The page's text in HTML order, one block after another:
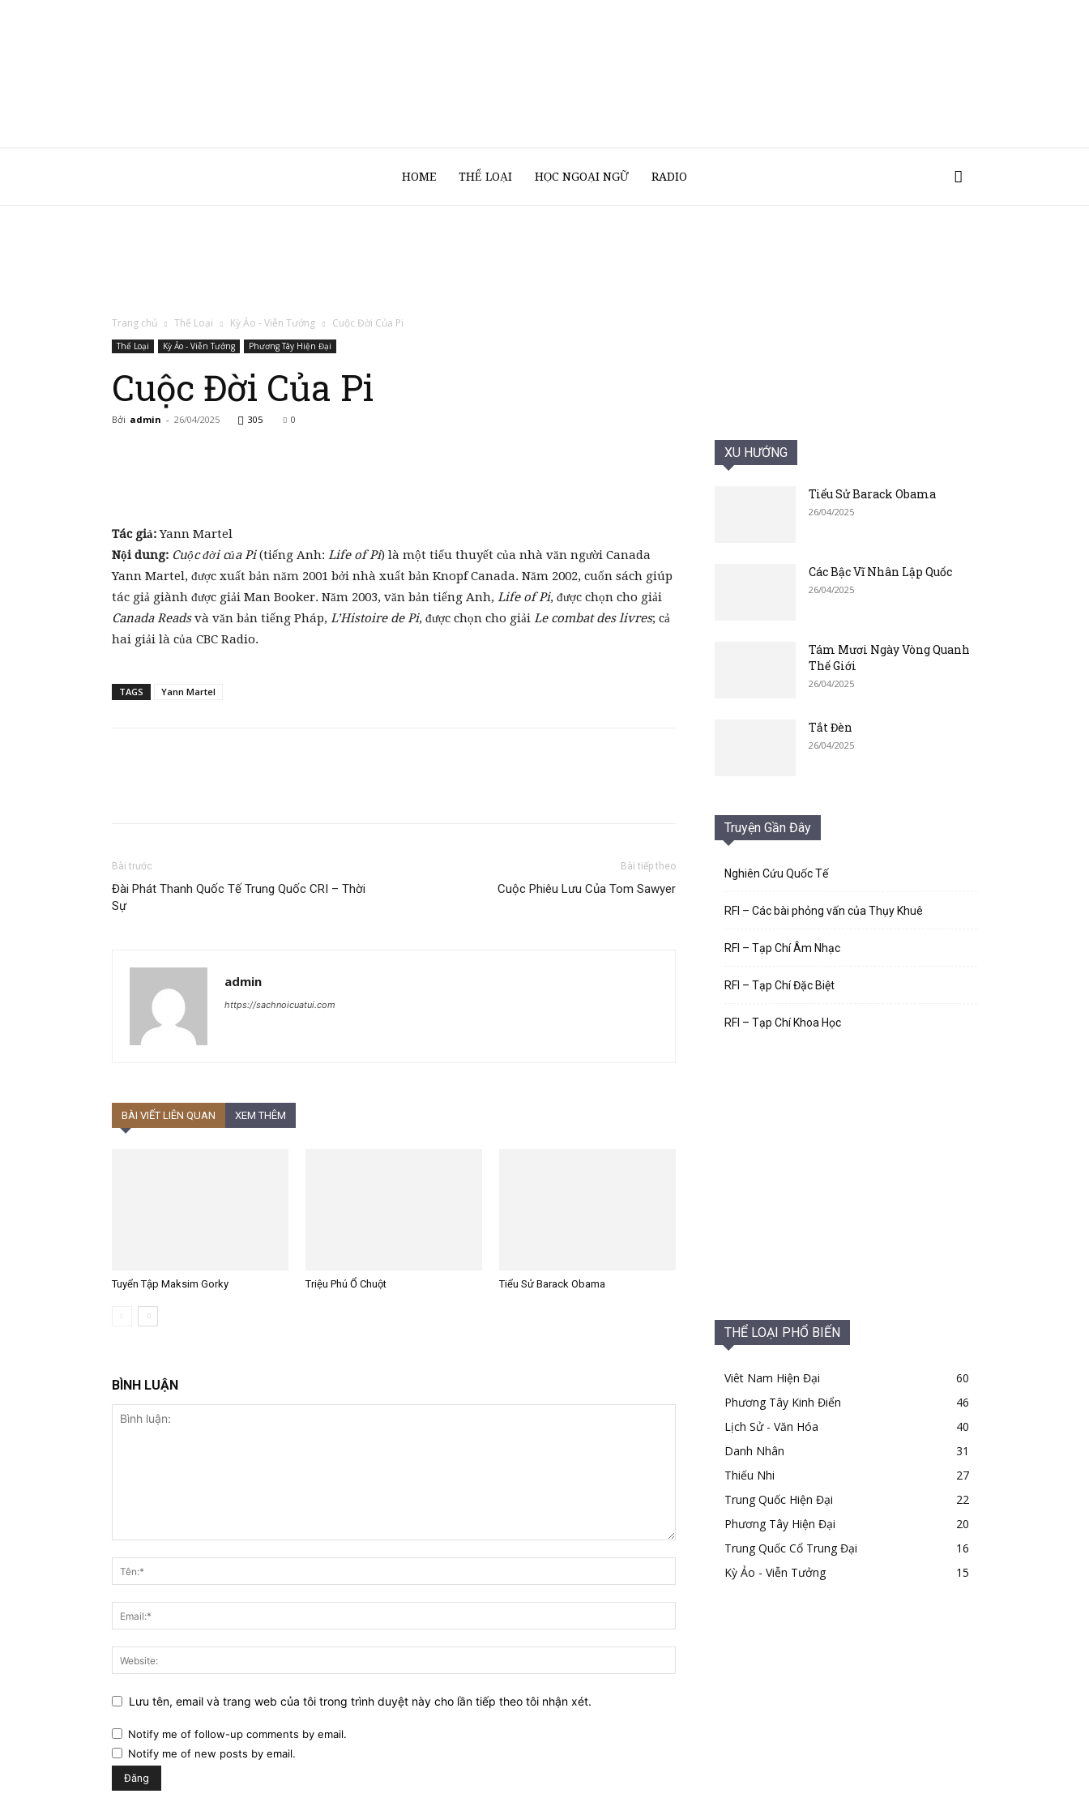
HOME THỂ LOẠI HỌC NGOẠI NGỮ RADIO
Trang chủ Thể Loại Kỳ Ảo - Viễn Tưởng Cuộc Đời Của Pi
Thể Loại Kỳ Ảo - Viễn Tưởng Phương Tây Hiện Đại
Cuộc Đời Của Pi
Bởi admin - 26/04/2025 305 0
Tác giả:Yann Martel
Nội dung: Cuộc đời của Pi(tiếng Anh: Life of Pi) là một tiểu thuyết của nhà văn người Canada
Yann Martel, được xuất bản năm 2001 bởi nhà xuất bản Knopf Canada. Năm 2002, cuốn sách giúp
tác giả giành được giải Man Booker. Năm 2003, văn bản tiếng Anh, Life of Pi, được chọn cho giải
Canada Readsvà văn bản tiếng Pháp, L’Histoire de Pi, được chọn cho giải Le combat des livres; cả
hai giải là của CBC Radio.
TAGS Yann Martel
Bài trước
Đài Phát Thanh Quốc Tế Trung Quốc CRI – Thời
Sự
Bài tiếp theo
Cuộc Phiêu Lưu Của Tom Sawyer
admin
https://sachnoicuatui.com
BÀI VIẾT LIÊN QUAN XEM THÊM
Tuyển Tập Maksim Gorky Triệu Phú Ổ Chuột Tiểu Sử Barack Obama
BÌNH LUẬN
Lưu tên, email và trang web của tôi trong trình duyệt này cho lần tiếp theo tôi nhận xét.
Notify me of follow-up comments by email.
Notify me of new posts by email.
XU HƯỚNG
Tiểu Sử Barack Obama
26/04/2025
Các Bậc Vĩ Nhân Lập Quốc
26/04/2025
Tám Mươi Ngày Vòng Quanh
Thế Giới
26/04/2025
Tắt Đèn
26/04/2025
Truyện Gần Đây
Nghiên Cứu Quốc Tế
RFI – Các bài phỏng vấn của Thụy Khuê
RFI – Tạp Chí Âm Nhạc
RFI – Tạp Chí Đặc Biệt
RFI – Tạp Chí Khoa Học
THỂ LOẠI PHỔ BIẾN
Viêt Nam Hiện Đại
60
Phương Tây Kinh Điển
46
Lịch Sử - Văn Hóa
40
Danh Nhân
31
Thiếu Nhi
27
Trung Quốc Hiện Đại
22
Phương Tây Hiện Đại
20
Trung Quốc Cổ Trung Đại
16
Kỳ Ảo - Viễn Tưởng
15